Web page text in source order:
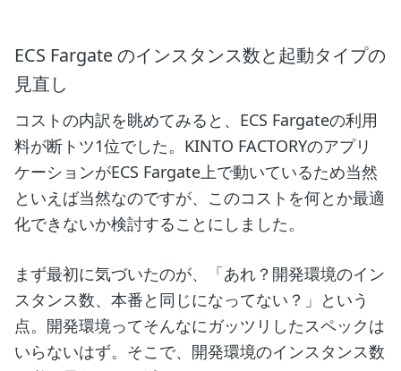
ECS Fargate のインスタンス数と起動タイプの
見直し
コストの内訳を眺めてみると、ECS Fargateの利用
料が断トツ1位でした。KINTO FACTORYのアプリ
ケーションがECS Fargate上で動いているため当然
といえば当然なのですが、このコストを何とか最適
化できないか検討することにしました。
まず最初に気づいたのが、「あれ？開発環境のイン
スタンス数、本番と同じになってない？」という
点。開発環境ってそんなにガッツリしたスペックは
いらないはず。そこで、開発環境のインスタンス数